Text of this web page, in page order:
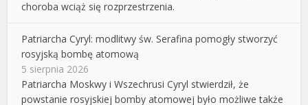
choroba wciąż się rozprzestrzenia.
Patriarcha Cyryl: modlitwy św. Serafina pomogły stworzyć
rosyjską bombę atomową
5 sierpnia 2026
Patriarcha Moskwy i Wszechrusi Cyryl stwierdził, że
powstanie rosyjskiej bomby atomowej było możliwe także